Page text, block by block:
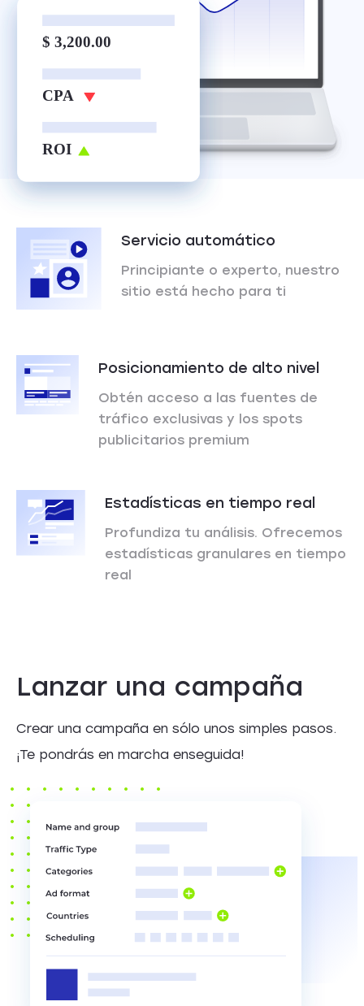
$ 3,200.00
CPA
ROI
Servicio automático
Principiante o experto, nuestro
sitio está hecho para ti
Posicionamiento de alto nivel
Obtén acceso a las fuentes de
tráfico exclusivas y los spots
publicitarios premium
Estadísticas en tiempo real
Profundiza tu análisis. Ofrecemos
estadísticas granulares en tiempo
real
Lanzar una campaña
Crear una campaña en sólo unos simples pasos.
¡Te pondrás en marcha enseguida!